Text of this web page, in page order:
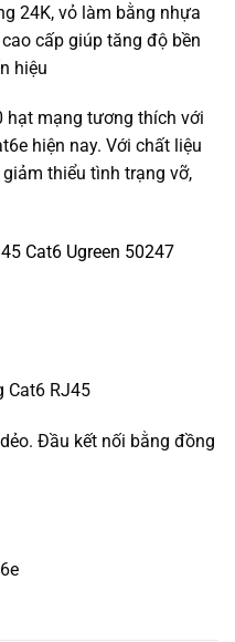
24K, vỏ làm bằng nhựa
cấp giúp tăng độ bền
hiệu
hạt mạng tương thích với
hiện nay. Với chất liệu
thiểu tình trạng vỡ,
Cat6 Ugreen 50247
Cat6 RJ45
Đầu kết nối bằng đồng